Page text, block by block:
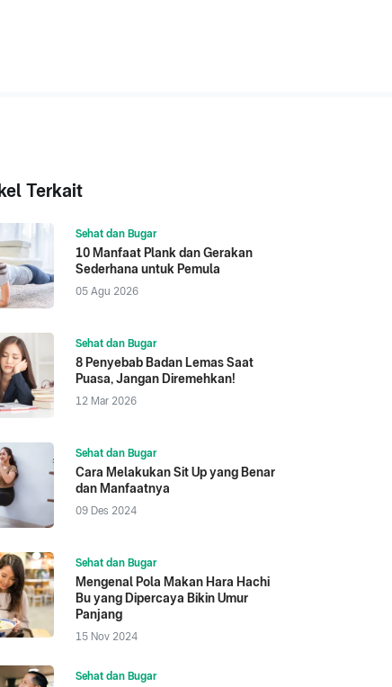
Terkait
Sehat dan Bugar
10 Manfaat Plank dan Gerakan
Sederhana untuk Pemula
05 Agu 2026
Sehat dan Bugar
8 Penyebab Badan Lemas Saat
Puasa, Jangan Diremehkan!
12 Mar 2026
Sehat dan Bugar
Cara Melakukan Sit Up yang Benar
dan Manfaatnya
09 Des 2024
Sehat dan Bugar
Mengenal Pola Makan Hara Hachi
Bu yang Dipercaya Bikin Umur
Panjang
15 Nov 2024
Sehat dan Bugar